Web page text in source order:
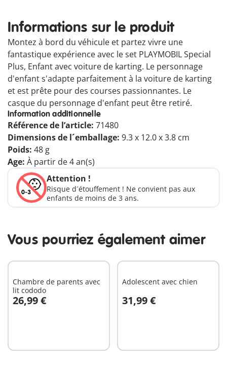
Informations sur le produit
Montez à bord du véhicule et partez vivre une
fantastique expérience avec le set PLAYMOBIL Special
Plus, Enfant avec voiture de karting. Le personnage
d'enfant s'adapte parfaitement à la voiture de karting
et est prête pour des courses passionnantes. Le
casque du personnage d'enfant peut être retiré.
Information additionnelle
Référence de l’article: 71480
Dimensions de l´emballage: 9.3 x 12.0 x 3.8 cm
Poids: 48 g
Age: À partir de 4 an(s)
Attention !
Risque d´étouffement ! Ne convient pas aux
enfants de moins de 3 ans.
Vous pourriez également aimer
Chambre de parents avec
lit cododo
26,99 €
Au panier
Adolescent avec chien
31,99 €
Au panier